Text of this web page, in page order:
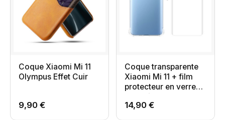
Coque Xiaomi Mi 11
Olympus Effet Cuir
9,90 €
Coque transparente
Xiaomi Mi 11 + film
protecteur en verre
trempé
14,90 €